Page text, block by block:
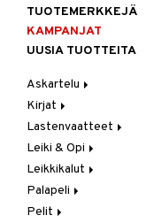
TUOTEMERKKEJÄ
KAMPANJAT
UUSIA TUOTTEITA
Askartelu
Askartelumateriaalit
Askartelusetti
Helmet
Koulutarvikkeet
Muovailuvaha
Piirrä ja maalaa
Kirjat
Askartelukirjat
Maalauskirjat
Päiväkirjat
Lastenvaatteet
Alaosat
Leggingsit
Alusvaatteet & Sukat
Kengät
Mekot
Leiki & Opi
Opetuslelut
Oppimispelit
Soittimet
Leikkikalut
Ajoneuvot
Autoradat
Eläimet
Palapeli
1000 palaa
Pelit